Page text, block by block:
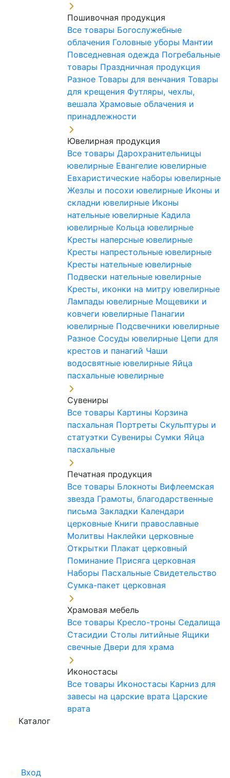
Пошивочная продукция
Все товары Богослужебные
облачения Головные уборы Мантии
Повседневная одежда Погребальные
товары Праздничная продукция
Разное Товары для венчания Товары
для крещения Футляры, чехлы,
вешала Храмовые облачения и
принадлежности
Ювелирная продукция
Все товары Дарохранительницы
ювелирные Евангелие ювелирные
Евхаристические наборы ювелирные
Жезлы и посохи ювелирные Иконы и
складни ювелирные Иконы
нательные ювелирные Кадила
ювелирные Кольца ювелирные
Кресты наперсные ювелирные
Кресты напрестольные ювелирные
Кресты нательные ювелирные
Подвески нательные ювелирные
Кресты, иконки на митру ювелирные
Лампады ювелирные Мощевики и
ковчеги ювелирные Панагии
ювелирные Подсвечники ювелирные
Разное Сосуды ювелирные Цепи для
крестов и панагий Чаши
водосвятные ювелирные Яйца
пасхальные ювелирные
Сувениры
Все товары Картины Корзина
пасхальная Портреты Скульптуры и
статуэтки Сувениры Сумки Яйца
пасхальные
Печатная продукция
Все товары Блокноты Вифлеемская
звезда Грамоты, благодарственные
письма Закладки Календари
церковные Книги православные
Молитвы Наклейки церковные
Открытки Плакат церковный
Поминание Присяга церковная
Наборы Пасхальные Свидетельство
Сумка-пакет церковная
Храмовая мебель
Все товары Кресло-троны Седалища
Стасидии Столы литийные Ящики
свечные Двери для храма
Иконостасы
Все товары Иконостасы Карниз для
завесы на царские врата Царские
врата
Каталог
Вход